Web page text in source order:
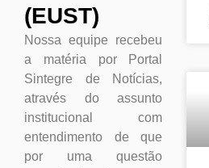
(EUST)
Nossa equipe recebeu
a matéria por Portal
Sintegre de Notícias,
através do assunto
institucional com
entendimento de que
por uma questão